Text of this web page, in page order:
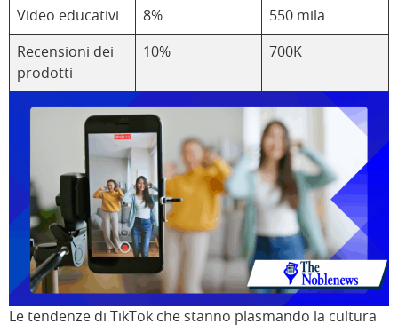
Video educativi 8% 550 mila
Recensioni dei
prodotti
10% 700K
Le tendenze di TikTok che stanno plasmando la cultura